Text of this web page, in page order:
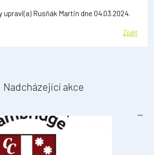
upravi(a) Rusňák Martin dne 04.03.2024.
Zpět
Nadcházející akce